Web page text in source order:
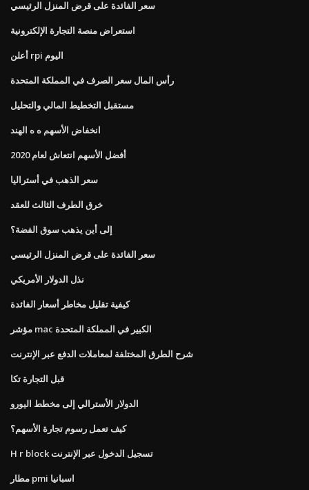
سعر الفائدة على قرض المنزل الرئيسي
استعراض منصة التجارة الإلكترونية
أعلن rpi اليوم
رأس المال سعر الصرف في المملكة المتحدة
مستقبل التخطيط المالي والتحليل
انخفاض الأسهم ه ه الهند
أفضل الأسهم انتعاش لعام 2020
سعر الذهب في أستراليا
خرق الطرف الثالث للعقد
إلى أين يذهب سوق الفضة؟
سعر الفائدة على قرض المنزل الرئيسي
نذل الدولار الأمريكي
كيفية تقليل مخاطر أسعار الفائدة
مؤشر mac الكبير في المملكة المتحدة
شرح الطرق المختلفة لمعاملات الدفع عبر الإنترنت
قبل التجارة تكا
الدولار الأسترالي إلى مخطط اليورو
كيف تعمل رسوم تجارة الأسهم؟
H r block تسجيل الدخول عبر الإنترنت
مطار pmi اسبانيا